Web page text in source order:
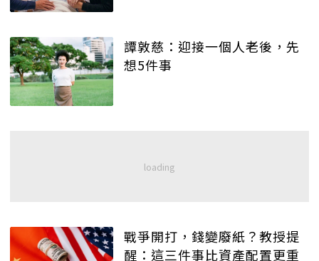
譚敦慈：迎接一個人老後，先
想5件事
戰爭開打，錢變廢紙？教授提
醒：這三件事比資產配置更重